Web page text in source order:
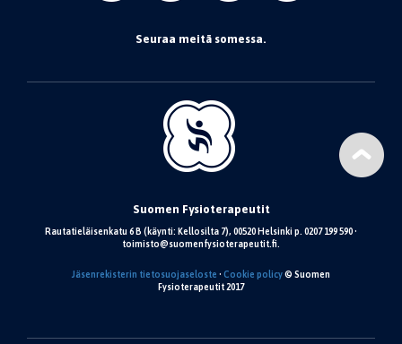
Seuraa meitä somessa.
Suomen Fysioterapeutit
Rautatieläisenkatu 6 B (käynti: Kellosilta 7), 00520 Helsinki p. 0207 199 590 •
toimisto@suomenfysioterapeutit.fi.
Jäsenrekisterin tietosuojaseloste • Cookie policy© Suomen
Fysioterapeutit 2017